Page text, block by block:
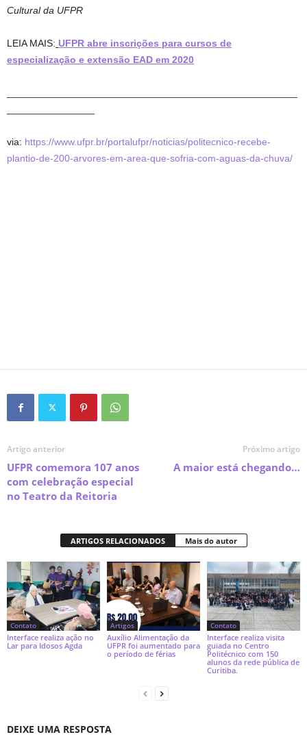
Cultural da UFPR
LEIA MAIS: UFPR abre inscrições para cursos de
especialização e extensão EAD em 2020
via: https://www.ufpr.br/portalufpr/noticias/politecnico-recebe-
plantio-de-200-arvores-em-area-que-sofria-com-aguas-da-chuva/
Artigo anterior
UFPR comemora 107 anos
com celebração especial
no Teatro da Reitoria
Próximo artigo
A maior está chegando…
ARTIGOS RELACIONADOS Mais do autor
Contato
Interface realiza ação no
Lar para Idosos Agda
Artigos
Auxílio Alimentação da
UFPR foi aumentado para
o período de férias
Contato
Interface realiza visita
guiada no Centro
Politécnico com 150
alunos da rede pública de
Curitiba.
DEIXE UMA RESPOSTA